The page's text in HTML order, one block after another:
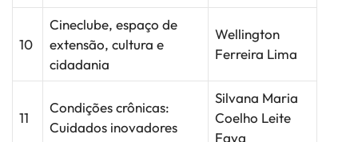
10
Cineclube, espaço de
extensão, cultura e
cidadania
Wellington
Ferreira Lima
11
Condições crônicas:
Cuidados inovadores
Silvana Maria
Coelho Leite
Fava